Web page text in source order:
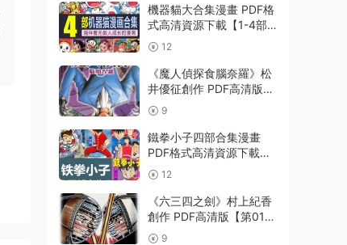
機器貓大合集漫畫 PDF格
式高清資源下載【1-4部
合集完結】Kindle電子漫
畫資源精品
12
《魔人偵探食腦奈羅》松
井優征創作 PDF高清版
【第01-23卷完結】
9
鐵拳小子四部合集漫畫
PDF格式高清資源下載
【1-4部合集完結】Kindle
電子漫畫資源精品
12
《六三四之劍》村上紀香
創作 PDF高清版【第01-
24卷完結】
9